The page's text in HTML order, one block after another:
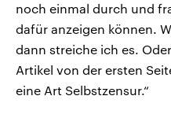
noch einmal durch und
dafür anzeigen können.
dann streiche ich es.
Artikel von der ersten
eine Art Selbstzensur.“